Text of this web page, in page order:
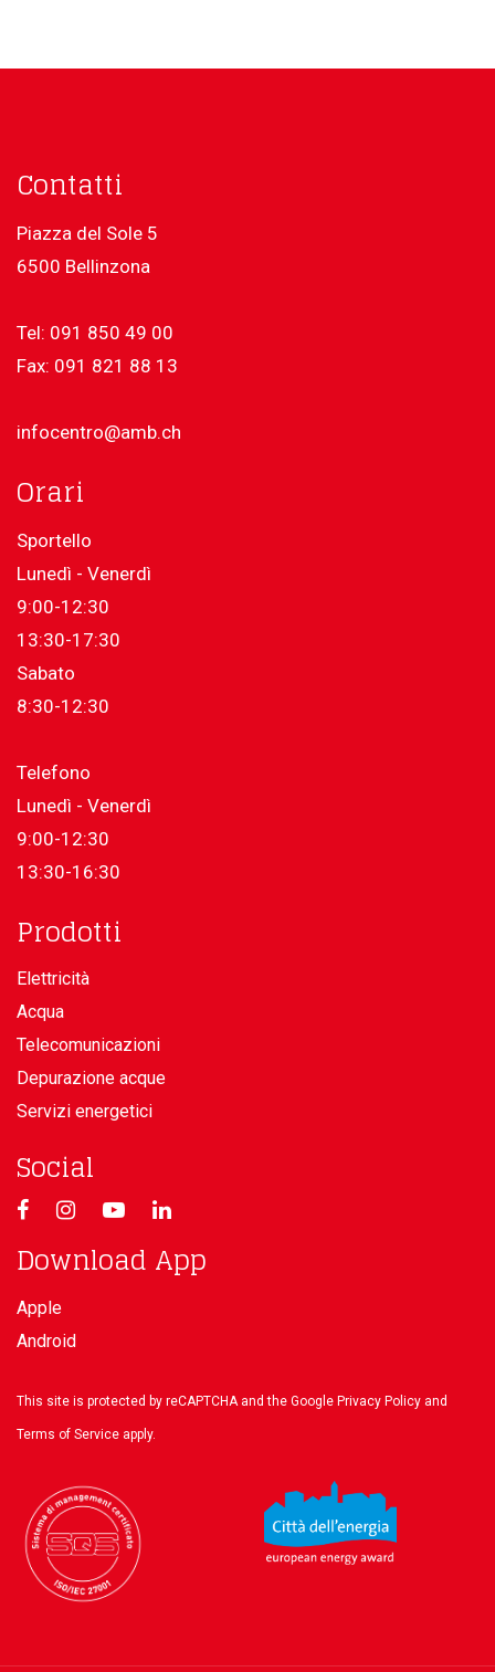
Contatti
Piazza del Sole 5
6500 Bellinzona
Tel: 091 850 49 00
Fax: 091 821 88 13
infocentro@amb.ch
Orari
Sportello
Lunedì - Venerdì
9:00-12:30
13:30-17:30
Sabato
8:30-12:30
Telefono
Lunedì - Venerdì
9:00-12:30
13:30-16:30
Prodotti
Elettricità
Acqua
Telecomunicazioni
Depurazione acque
Servizi energetici
Social
Download App
Apple
Android
This site is protected by reCAPTCHA and the Google Privacy Policy and
Terms of Service apply.